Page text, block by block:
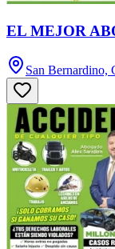
EL MEJOR
San Bernardino,